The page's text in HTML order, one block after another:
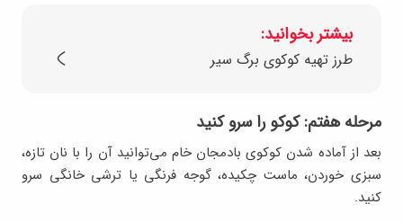
بیشتر بخوانید:
طرز تهیه کوکوی برگ سیر
مرحله هفتم: کوکو را سرو کنید
بعد از آماده شدن کوکوی بادمجان خام می‌توانید آن را با نان تازه،
سبزی خوردن، ماست چکیده، گوجه فرنگی یا ترشی خانگی سرو
کنید.